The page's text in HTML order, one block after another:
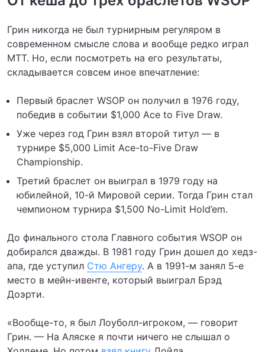
Грин никогда не был турнирным регуляром в
современном смысле слова и вообще редко играл
МТТ. Но, если посмотреть на его результаты,
складывается совсем иное впечатление:
Первый браслет WSOP он получил в 1976 году,
победив в событии $1,000 Ace to Five Draw.
Уже через год Грин взял второй титул — в
турнире $5,000 Limit Ace-to-Five Draw
Championship.
Третий браслет он выиграл в 1979 году на
юбилейной, 10-й Мировой серии. Тогда Грин стал
чемпионом турнира $1,500 No-Limit Hold’em.
До финального стола Главного события WSOP он
добирался дважды. В 1981 году Грин дошел до хедз-
апа, где уступил Стю Ангеру. А в 1991-м занял 5-е
место в мейн-ивенте, который выиграл Брэд
Доэрти.
«Вообще-то, я был Лоуболл-игроком, — говорит
Грин. — На Аляске я почти ничего не слышал о